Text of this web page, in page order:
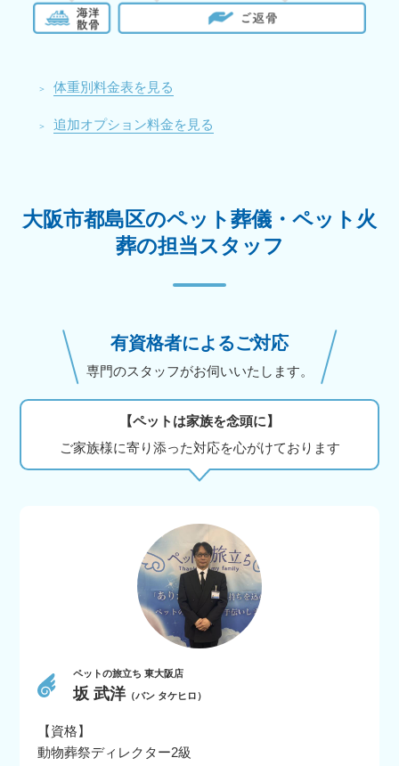
体重別料金表を見る
追加オプション料金を見る
大阪市都島区のペット葬儀・ペット火
葬の担当スタッフ
有資格者によるご対応
専門のスタッフがお伺いいたします。
【ペットは家族を念頭に】
ご家族様に寄り添った対応を心がけております
ペットの旅立ち 東大阪店
坂 武洋（バン タケヒロ）
【資格】
動物葬祭ディレクター2級